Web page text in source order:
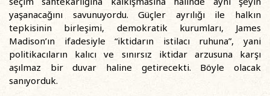
yaşanacağını savunuyordu. Güçler ayrılığı ile halkın
tepkisinin birleşimi, demokratik kurumları, James
Madison’ın ifadesiyle “iktidarın istilacı ruhuna”, yani
politikacıların kalıcı ve sınırsız iktidar arzusuna karşı
aşılmaz bir duvar haline getirecekti. Böyle olacak
sanıyorduk.